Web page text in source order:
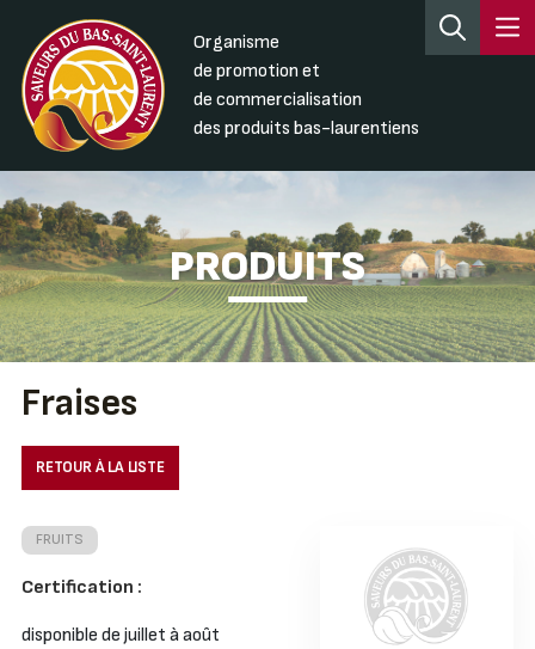
Organisme
de promotion et
de commercialisation
des produits bas-laurentiens
PRODUITS
Fraises
RETOUR À LA LISTE
FRUITS
Certification :
disponible de juillet à août